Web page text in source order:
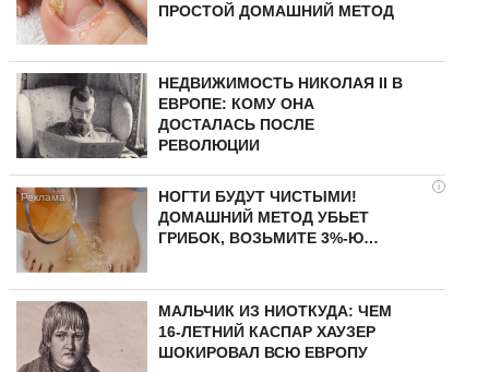
ПРОСТОЙ ДОМАШНИЙ МЕТОД
НЕДВИЖИМОСТЬ НИКОЛАЯ II В
ЕВРОПЕ: КОМУ ОНА
ДОСТАЛАСЬ ПОСЛЕ
РЕВОЛЮЦИИ
i
НОГТИ БУДУТ ЧИСТЫМИ!
ДОМАШНИЙ МЕТОД УБЬЕТ
ГРИБОК, ВОЗЬМИТЕ 3%-Ю…
МАЛЬЧИК ИЗ НИОТКУДА: ЧЕМ
16-ЛЕТНИЙ КАСПАР ХАУЗЕР
ШОКИРОВАЛ ВСЮ ЕВРОПУ